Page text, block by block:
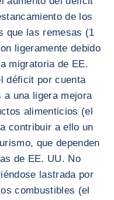
de los
que las remesas (1
ligeramente debido
migratoria de EE.
déficit por cuenta
una ligera mejora
alimenticios (el
contribuir a ello un
que dependen
de EE. UU. No
lastrada por
combustibles (el